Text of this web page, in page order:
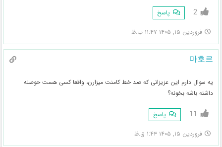
2 پاسخ
فروردین ۱۵, ۱۴۰۵ ۱۱:۴۷ ب.ظ
마호르
یه سوال دارم این عزیزانی که صد خط کامنت میزارن، واقعا کسی هست حوصله
داشته باشه بخونه؟
11 پاسخ
فروردین ۱۵, ۱۴۰۵ ۱:۴۳ ق.ظ